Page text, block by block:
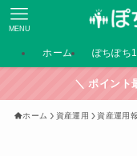
MENU
ホーム ぽちぽち
＼ ポイント
ホーム 資産運用 資産運用